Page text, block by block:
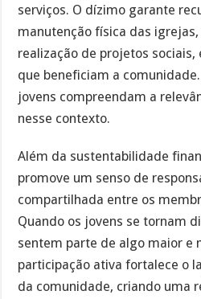
serviços. O dízimo garante
manutenção física das
realização de projetos
que beneficiam a
jovens compreendam a
nesse contexto.
Além da sustentabilidade
promove um senso de
compartilhada entre os
Quando os jovens se tornam
sentem parte de algo maior e
participação ativa fortalece o
da comunidade, criando uma